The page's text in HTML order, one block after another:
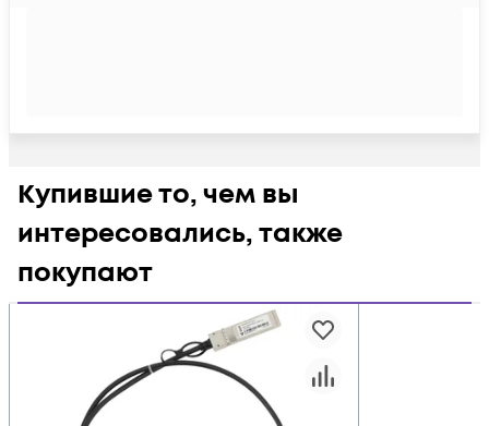
Купившие то, чем вы
интересовались, также
покупают